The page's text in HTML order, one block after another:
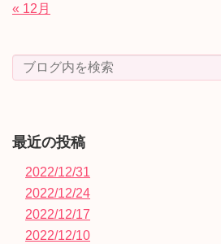
« 12月
最近の投稿
2022/12/31
2022/12/24
2022/12/17
2022/12/10